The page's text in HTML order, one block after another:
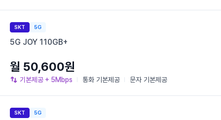
SKT 5G
5G JOY 110GB+
기본제공 + 5Mbps 통화 기본제공 문자 기본제공
월 50,600원
SKT 5G